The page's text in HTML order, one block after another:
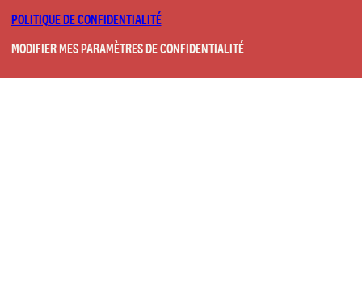
POLITIQUE DE CONFIDENTIALITÉ
MODIFIER MES PARAMÈTRES DE CONFIDENTIALITÉ